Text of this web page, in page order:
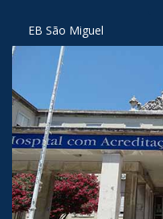
EB São Miguel